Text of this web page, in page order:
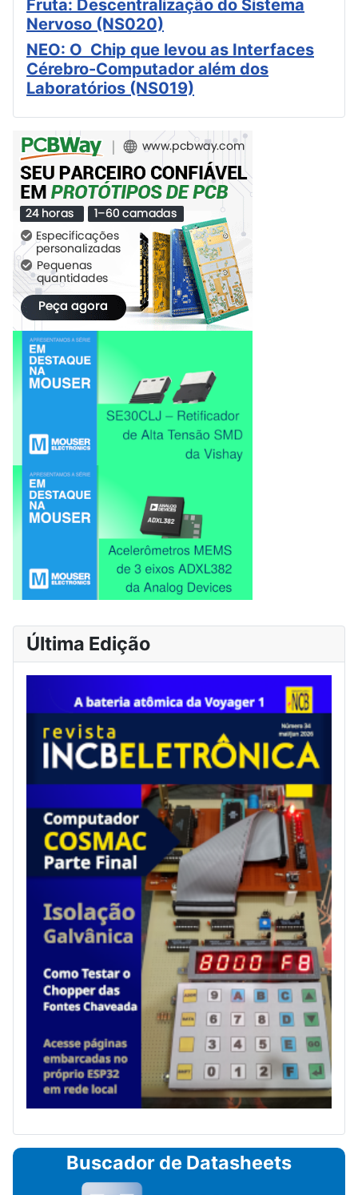
Fruta: Descentralização do Sistema
Nervoso (NS020)
NEO: O Chip que levou as Interfaces
Cérebro-Computador além dos
Laboratórios (NS019)
Última Edição
Buscador de Datasheets